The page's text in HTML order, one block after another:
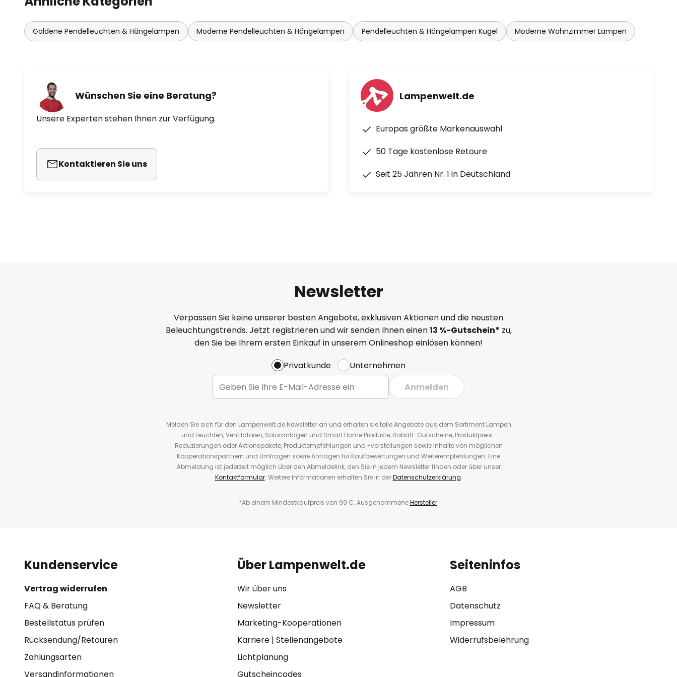
Goldene Pendelleuchten & Hängelampen Moderne Pendelleuchten & Hängelampen Pendelleuchten & Hängelampen Kugel Moderne Wohnzimmer Lampen
Wünschen Sie eine Beratung?
Unsere Experten stehen Ihnen zur Verfügung.
Kontaktieren Sie uns
Lampenwelt.de
Europas größte Markenauswahl
50 Tage kostenlose Retoure
Seit 25 Jahren Nr. 1 in Deutschland
Newsletter
Verpassen Sie keine unserer besten Angebote, exklusiven Aktionen und die neusten
Beleuchtungstrends. Jetzt registrieren und wir senden Ihnen einen13 %-Gutschein* zu,
den Sie bei Ihrem ersten Einkauf in unserem Onlineshop einlösen können!
Privatkunde
Unternehmen
Anmelden
Melden Sie sich für den Lampenwelt.de Newsletter an und erhalten sie tolle Angebote aus dem Sortiment Lampen
und Leuchten, Ventilatoren, Solaranlagen und Smart Home Produkte, Rabatt-Gutscheine, Produktpreis-
Reduzierungen oder Aktionspakete, Produktempfehlungen und -vorstellungen sowie Inhalte von möglichen
Kooperationspartnern und Umfragen sowie Anfragen für Kaufbewertungen und Weiterempfehlungen. Eine
Abmeldung ist jederzeit möglich über den Abmeldelink, den Sie in jedem Newsletter finden oder über unser
Kontaktformular. Weitere Informationen erhalten Sie in derDatenschutzerklärung.
*Ab einem Mindestkaufpreis von 99 €. AusgenommeneHersteller.
Kundenservice
Vertrag widerrufen
FAQ & Beratung
Bestellstatus prüfen
Rücksendung/Retouren
Zahlungsarten
Versandinformationen
Über Lampenwelt.de
Wir über uns
Newsletter
Marketing-Kooperationen
Karriere| Stellenangebote
Lichtplanung
Gutscheincodes
Seiteninfos
AGB
Datenschutz
Impressum
Widerrufsbelehrung